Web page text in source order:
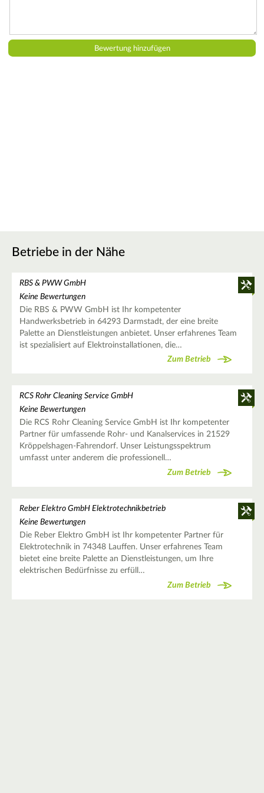
Betriebe in der Nähe
RBS & PWW GmbH
Keine Bewertungen
Die RBS & PWW GmbH ist Ihr kompetenter
Handwerksbetrieb in 64293 Darmstadt, der eine breite
Palette an Dienstleistungen anbietet. Unser erfahrenes Team
ist spezialisiert auf Elektroinstallationen, die…
Zum Betrieb
RCS Rohr Cleaning Service GmbH
Keine Bewertungen
Die RCS Rohr Cleaning Service GmbH ist Ihr kompetenter
Partner für umfassende Rohr- und Kanalservices in 21529
Kröppelshagen-Fahrendorf. Unser Leistungsspektrum
umfasst unter anderem die professionell…
Zum Betrieb
Reber Elektro GmbH Elektrotechnikbetrieb
Keine Bewertungen
Die Reber Elektro GmbH ist Ihr kompetenter Partner für
Elektrotechnik in 74348 Lauffen. Unser erfahrenes Team
bietet eine breite Palette an Dienstleistungen, um Ihre
elektrischen Bedürfnisse zu erfüll…
Zum Betrieb